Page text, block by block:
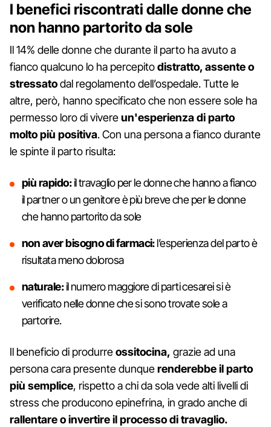
I benefici riscontrati dalle donne che
non hanno partorito da sole
Il 14% delle donne che durante il parto ha avuto a
fianco qualcuno lo ha percepitodistratto, assente o
stressatodal regolamento dell’ospedale. Tutte le
altre, però, hanno specificato che non essere sole ha
permesso loro di vivereun'esperienza di parto
molto più positiva. Con una persona a fianco durante
le spinte il parto risulta:
più rapido:il travaglio per le donne che hanno a fianco
il partner o un genitore è più breve che per le donne
che hanno partorito da sole
non aver bisogno di farmaci:l’esperienza del parto è
risultata meno dolorosa
naturale:il numero maggiore di parti cesarei si è
verificato nelle donne che si sono trovate sole a
partorire.
Il beneficio di produrreossitocina, grazie ad una
persona cara presente dunquerenderebbe il parto
più semplice, rispetto a chi da sola vede alti livelli di
stress che producono epinefrina, in grado anche di
rallentare o invertire il processo di travaglio.